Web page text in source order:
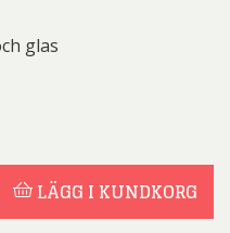
glas
LÄGG I KUNDKORG